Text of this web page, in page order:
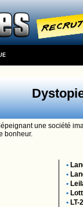
une société
bonheur.
•
•
•
•
• LT-